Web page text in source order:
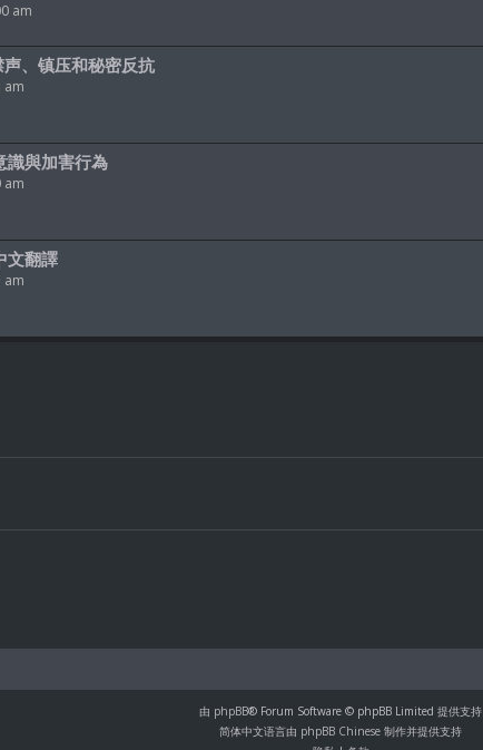
am
、镇压和秘密反抗
am
識與加害行為
am
文翻譯
am
由 phpBB® Forum Software © phpBB Limited 提供支持
简体中文语言由 phpBB Chinese 制作并提供支持